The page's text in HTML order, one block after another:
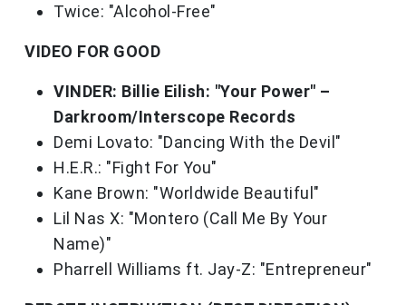
Twice: "Alcohol-Free"
VIDEO FOR GOOD
VINDER: Billie Eilish: "Your Power" –
Darkroom/Interscope Records
Demi Lovato: "Dancing With the Devil"
H.E.R.: "Fight For You"
Kane Brown: "Worldwide Beautiful"
Lil Nas X: "Montero (Call Me By Your
Name)"
Pharrell Williams ft. Jay-Z: "Entrepreneur"